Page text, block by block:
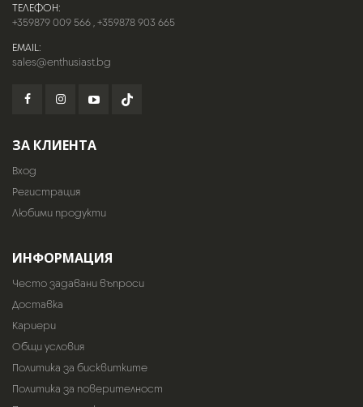
ТЕЛЕФОН:
+359879 009 566,+359878 903 665
EMAIL:
sales@enthusiast.bg
ЗА КЛИЕНТА
Вход
Регистрация
Любими продукти
ИНФОРМАЦИЯ
Често задавани въпроси
Доставка
Кариери
Общи условия
Политика за бисквитките
Политика за поверителност